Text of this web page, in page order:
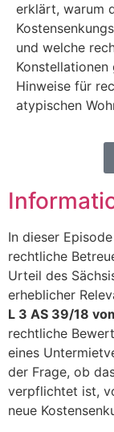
erklärt, warum
und welche
Hinweise für
atypischen
In dieser
rechtliche
Urteil des
erheblicher
L 3 AS 39/18
rechtliche
eines
der Frage, ob
verpflichtet ist,
neue